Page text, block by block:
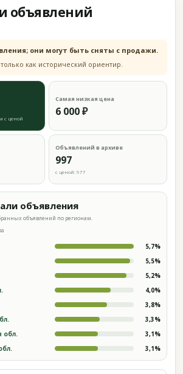
объявлений
они могут быть сняты с продажи.
как исторический ориентир.
с ценой
Самая низкая цена
6 000 ₽
Объявлений в архиве
997
с ценой: 977
объявления
объявлений по регионам.
5,7%
5,5%
5,2%
4,0%
3,8%
3,3%
обл. 3,1%
3,1%